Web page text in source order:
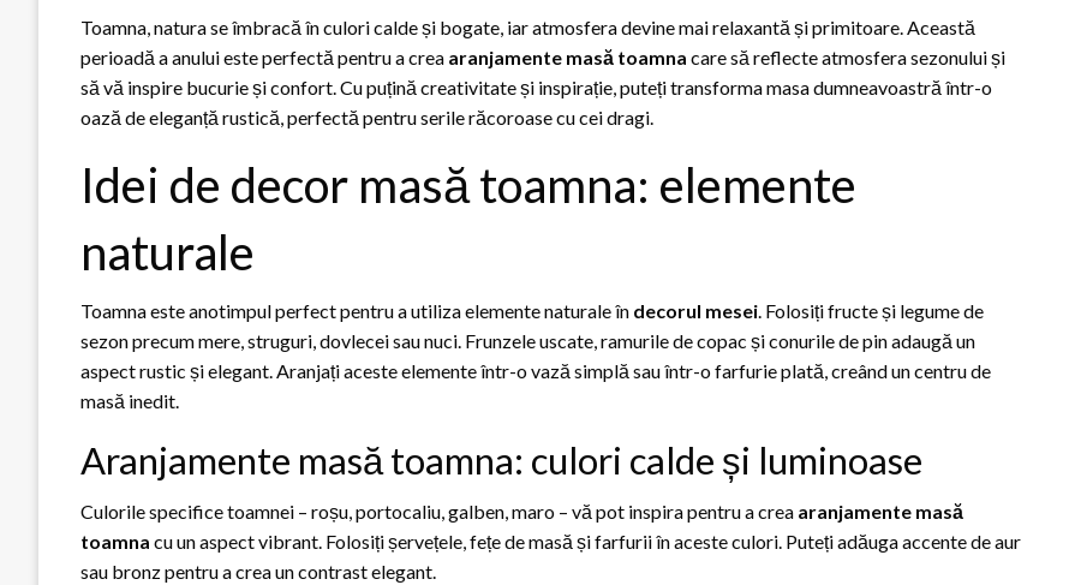
Toamna, natura se îmbracă în culori calde și bogate, iar atmosfera devine mai relaxantă și primitoare. Această
perioadă a anului este perfectă pentru a crea aranjamente masă toamna care să reflecte atmosfera sezonului și
să vă inspire bucurie și confort. Cu puțină creativitate și inspirație, puteți transforma masa dumneavoastră într-o
oază de eleganță rustică, perfectă pentru serile răcoroase cu cei dragi.
Idei de decor masă toamna: elemente
naturale
Toamna este anotimpul perfect pentru a utiliza elemente naturale în decorul mesei. Folosiți fructe și legume de
sezon precum mere, struguri, dovlecei sau nuci. Frunzele uscate, ramurile de copac și conurile de pin adaugă un
aspect rustic și elegant. Aranjați aceste elemente într-o vază simplă sau într-o farfurie plată, creând un centru de
masă inedit.
Aranjamente masă toamna: culori calde și luminoase
Culorile specifice toamnei – roșu, portocaliu, galben, maro – vă pot inspira pentru a crea aranjamente masă
toamna cu un aspect vibrant. Folosiți șervețele, fețe de masă și farfurii în aceste culori. Puteți adăuga accente de aur
sau bronz pentru a crea un contrast elegant.